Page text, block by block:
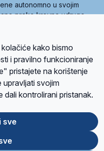
autonomno u svojim
preko krovne udruge
je sedam članica, među
KontaktPravila privatnosti
reCAPTCHA sustavom
kako bismo
i pravilno funkcioniranje
pristajete na korištenje
svojim
dali kontrolirani pristanak.
sve